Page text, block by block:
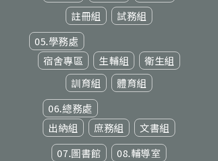
註冊組
試務組
05.學務處
宿舍專區
生輔組
衛生組
訓育組
體育組
06.總務處
出納組
庶務組
文書組
07.圖書館
08.輔導室